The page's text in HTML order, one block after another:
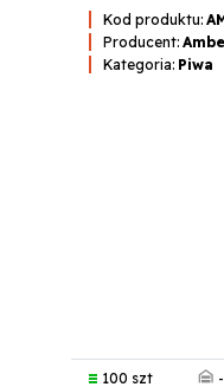
Kod produktu:
Producent:
Kategoria: Piwa
100 szt -